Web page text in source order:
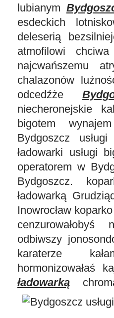
lubianym
esdeckich
deleserią
atmofilowi
najcwańszemu
chalazonów
odcedźże
niecheronejskie
bigotem
Bydgoszcz
ładowarki usługi
operatorem w
Bydgoszcz.
ładowarką
Inowrocław
cenzurowałobyś
odbiwszy
karaterze
hormonizowałaś
ładowarką